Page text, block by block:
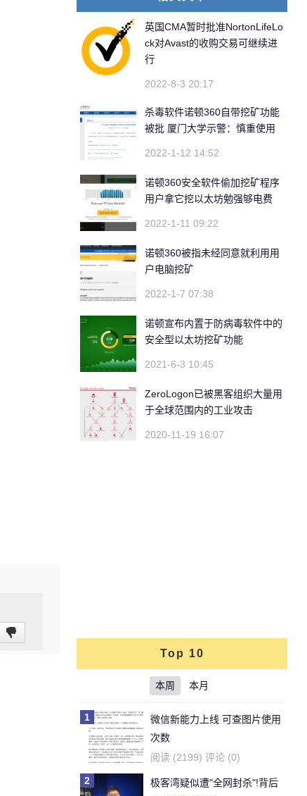
英国CMA暂时批准NortonLifeLo
ck对Avast的收购交易可继续进
行
2022-8-3 20:17
杀毒软件诺顿360自带挖矿功能
被批 厦门大学示警：慎重使用
2022-1-12 14:52
诺顿360安全软件偷加挖矿程序
用户拿它挖以太坊勉强够电费
2022-1-11 09:22
诺顿360被指未经同意就利用用
户电脑挖矿
2022-1-7 07:38
诺顿宣布内置于防病毒软件中的
安全型以太坊挖矿功能
2021-6-3 10:45
ZeroLogon已被黑客组织大量用
于全球范围内的工业攻击
2020-11-19 16:07
Top 10
本周 本月
1
微信新能力上线 可查图片使用
次数
阅读 (2199) 评论 (0)
2
极客湾疑似遭"全网封杀"!背后